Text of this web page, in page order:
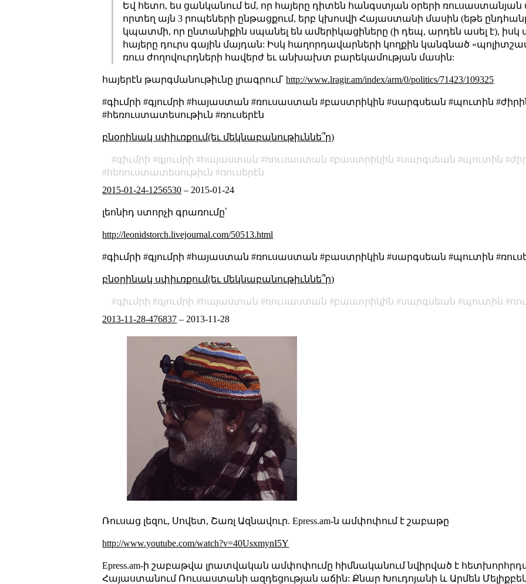
Եվ հետո, ես ցանկանում եմ, որ հայերը դիտեն հանգստյան օրերի
որտեղ այն 3 րոպեների ընթացքում, երբ կխոսվի Հայաստանի մասին (եթե
կպատմի, որ ընտանիքին սպանել են ամերիկացիները (ի դեպ, արդեն ասել է), իսկ
հայերը դուրս գային մայդան: Իսկ հաղորդավարների կողքին կանգնած
ռուս ժողովուրդների հավերժ եւ անխախտ բարեկամության մասին:
հայերէն թարգմանութիւնը լրագրում՝http://www.lragir.am/index/arm/0/politics/71423/109325
#գիւմրի #գյումրի #հայաստան #ռուսաստան #բաստրիկին #սարգսեան #պուտին
#հեռուստատեսութիւն #ռուսերէն
բնօրինակ սփիւռքում(եւ մեկնաբանութիւննե՞ր)
գիւմրի գյումրի հայաստան ռուսաստան բաստրիկին սարգսեան պուտին
հեռուստատեսութիւն
ռուսերէն
2015-01-24-1256530 – 2015-01-24
լեոնիդ ստորչի գրառումը՝
http://leonidstorch.livejournal.com/50513.html
#գիւմրի #գյումրի #հայաստան #ռուսաստան #բաստրիկին #սարգսեան #պուտին
բնօրինակ սփիւռքում(եւ մեկնաբանութիւննե՞ր)
գիւմրի գյումրի հայաստան ռուսաստան բաստրիկին սարգսեան պուտին
2013-11-28-476837 – 2013-11-28
Ռուսաց լեզու, Սովետ, Շառլ Ազնավուր. Epress.am-ն ամփոփում է շաբաթը
http://www.youtube.com/watch?v=40UsxmynI5Y
Epress.am-ի շաբաթվա լրատվական ամփոփումը հիմնականում նվիրված է
Հայաստանում Ռուսաստանի ազդեցության աճին: Քնար Խուդոյանի և Արմեն